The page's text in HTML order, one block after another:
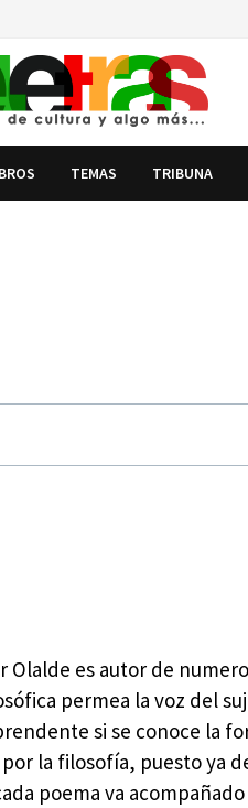
TEMAS TRIBUNA
Olalde es autor de
permea la voz del
si se conoce la
la filosofía, puesto ya
poema va